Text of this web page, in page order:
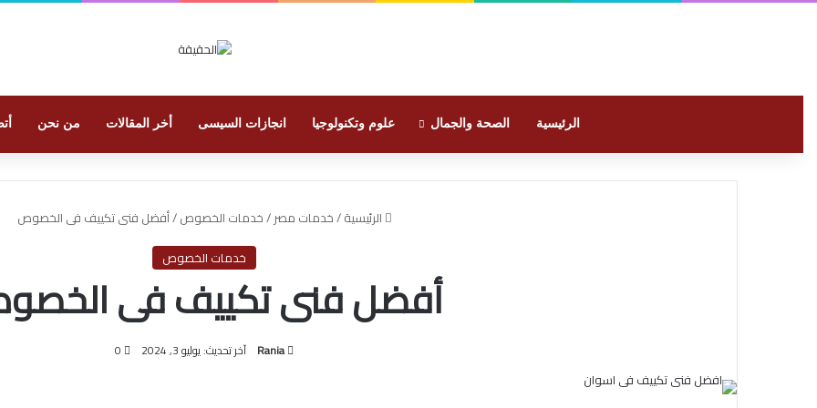
الرئيسية الصحة والجمال علوم وتكنولوجيا انجازات السيسى أخر المقالات من نحن
الرئيسية/خدمات مصر/خدمات الخصوص/أفضل فنى تكييف فى الخصوص
خدمات الخصوص
أفضل فنى تكييف فى
Rania آخر تحديث: يوليو 3, 2024 0